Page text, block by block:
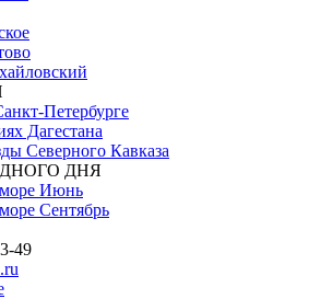
Петербурге
Дагестана
Северного Кавказа
ДНЯ
Июнь
Сентябрь
49